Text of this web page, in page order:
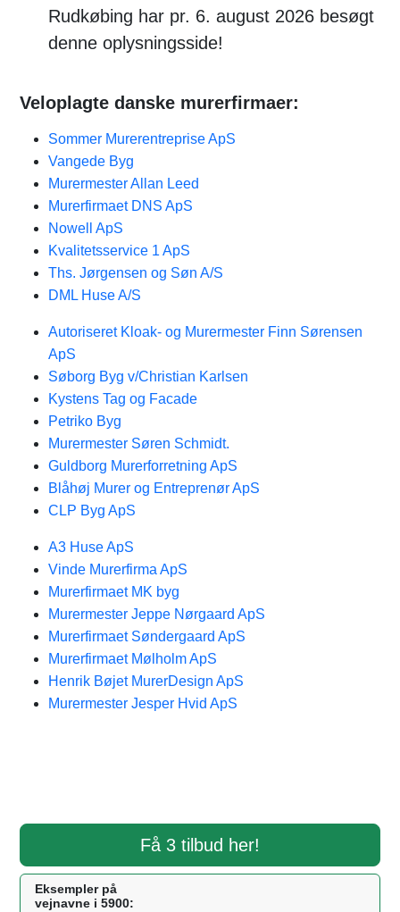
Rudkøbing har pr. 6. august 2026 besøgt
denne oplysningsside!
Veloplagte danske murerfirmaer:
Sommer Murerentreprise ApS
Vangede Byg
Murermester Allan Leed
Murerfirmaet DNS ApS
Nowell ApS​
Kvalitetsservice 1 ApS
Ths. Jørgensen og Søn A/S
DML Huse A/S
Autoriseret Kloak- og Murermester Finn Sørensen
ApS
Søborg Byg v/Christian Karlsen
Kystens Tag og Facade
Petriko Byg
Murermester Søren Schmidt.
Guldborg Murerforretning ApS
Blåhøj Murer og Entreprenør ApS
CLP Byg ApS
A3 Huse ApS
Vinde Murerfirma ApS
Murerfirmaet MK byg
Murermester Jeppe Nørgaard ApS
Murerfirmaet Søndergaard ApS
Murerfirmaet Mølholm ApS
Henrik Bøjet MurerDesign ApS
Murermester Jesper Hvid ApS
Få 3 tilbud her!
Eksempler på
vejnavne i 5900: